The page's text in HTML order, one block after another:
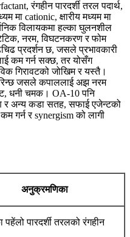
रंगहीन पारदर्शी तरल पदार्थ,
मा cationic, क्षारीय मध्यम मा
विलायकमा हल्का घुलनशील
नरम, विघटनकरण र फोम
प्रदर्शन छ, जसले प्रभावकारी
कम गर्न सक्छ, तर योसँग
गिरावटको जोखिम र यस्तै।
जसले कपाललाई अझ नरम
धनी चमक। OA-10 पनि
र अन्य कडा सतह, सफाई एजेन्टको
गर्न र synergism को लागी
अनुक्रमणिका
पहेंलो पारदर्शी तरलको रंगहीन